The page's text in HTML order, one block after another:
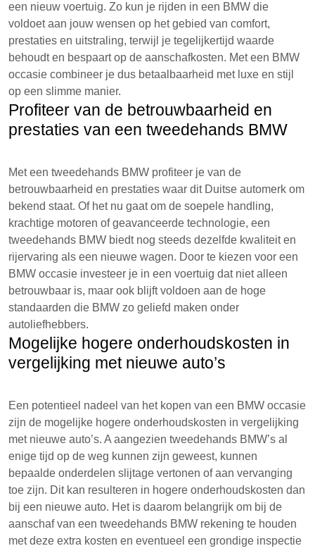
een nieuw voertuig. Zo kun je rijden in een BMW die
voldoet aan jouw wensen op het gebied van comfort,
prestaties en uitstraling, terwijl je tegelijkertijd waarde
behoudt en bespaart op de aanschafkosten. Met een BMW
occasie combineer je dus betaalbaarheid met luxe en stijl
op een slimme manier.
Profiteer van de betrouwbaarheid en
prestaties van een tweedehands BMW
Met een tweedehands BMW profiteer je van de
betrouwbaarheid en prestaties waar dit Duitse automerk om
bekend staat. Of het nu gaat om de soepele handling,
krachtige motoren of geavanceerde technologie, een
tweedehands BMW biedt nog steeds dezelfde kwaliteit en
rijervaring als een nieuwe wagen. Door te kiezen voor een
BMW occasie investeer je in een voertuig dat niet alleen
betrouwbaar is, maar ook blijft voldoen aan de hoge
standaarden die BMW zo geliefd maken onder
autoliefhebbers.
Mogelijke hogere onderhoudskosten in
vergelijking met nieuwe auto’s
Een potentieel nadeel van het kopen van een BMW occasie
zijn de mogelijke hogere onderhoudskosten in vergelijking
met nieuwe auto’s. A aangezien tweedehands BMW’s al
enige tijd op de weg kunnen zijn geweest, kunnen
bepaalde onderdelen slijtage vertonen of aan vervanging
toe zijn. Dit kan resulteren in hogere onderhoudskosten dan
bij een nieuwe auto. Het is daarom belangrijk om bij de
aanschaf van een tweedehands BMW rekening te houden
met deze extra kosten en eventueel een grondige inspectie